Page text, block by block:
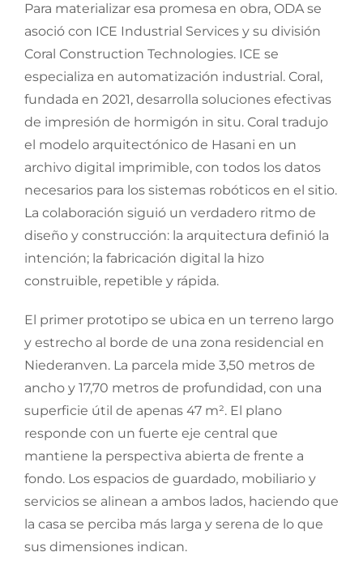
Para materializar esa promesa en obra, ODA se
asoció con ICE Industrial Services y su división
Coral Construction Technologies. ICE se
especializa en automatización industrial. Coral,
fundada en 2021, desarrolla soluciones efectivas
de impresión de hormigón in situ. Coral tradujo
el modelo arquitectónico de Hasani en un
archivo digital imprimible, con todos los datos
necesarios para los sistemas robóticos en el sitio.
La colaboración siguió un verdadero ritmo de
diseño y construcción: la arquitectura definió la
intención; la fabricación digital la hizo
construible, repetible y rápida.
El primer prototipo se ubica en un terreno largo
y estrecho al borde de una zona residencial en
Niederanven. La parcela mide 3,50 metros de
ancho y 17,70 metros de profundidad, con una
superficie útil de apenas 47 m². El plano
responde con un fuerte eje central que
mantiene la perspectiva abierta de frente a
fondo. Los espacios de guardado, mobiliario y
servicios se alinean a ambos lados, haciendo que
la casa se perciba más larga y serena de lo que
sus dimensiones indican.